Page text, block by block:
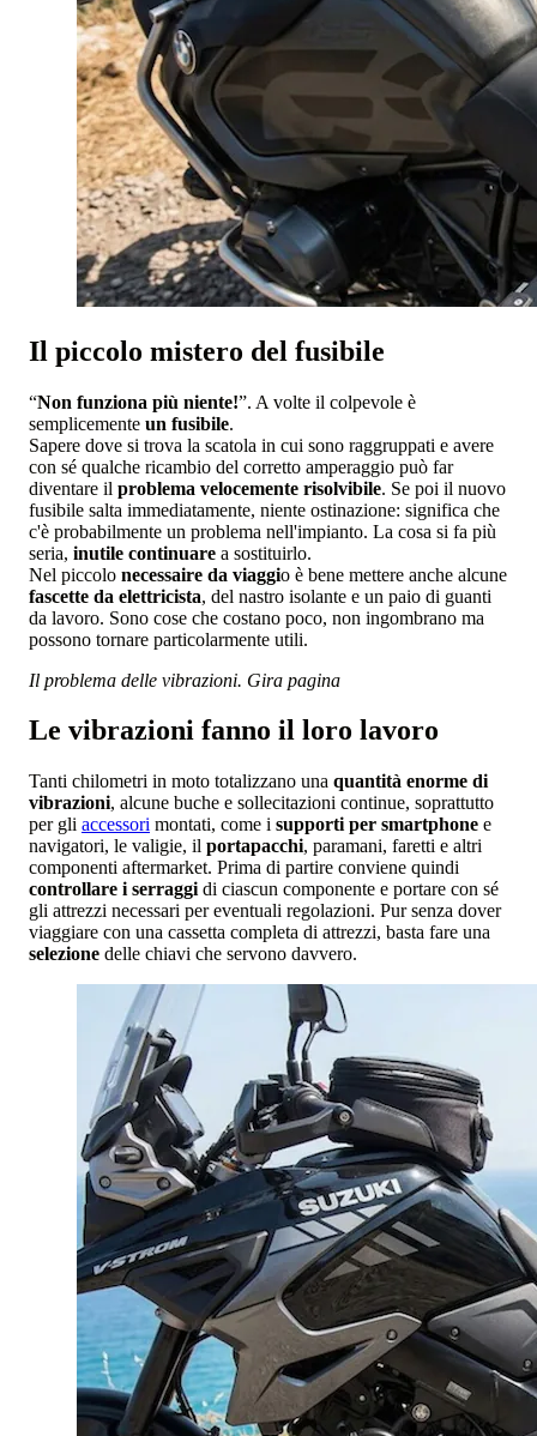
Il piccolo mistero del fusibile
“Non funziona più niente!”. A volte il colpevole è
semplicemente un fusibile.
Sapere dove si trova la scatola in cui sono raggruppati e avere
con sé qualche ricambio del corretto amperaggio può far
diventare il problema velocemente risolvibile. Se poi il nuovo
fusibile salta immediatamente, niente ostinazione: significa che
c'è probabilmente un problema nell'impianto. La cosa si fa più
seria, inutile continuare a sostituirlo.
Nel piccolo necessaire da viaggio è bene mettere anche alcune
fascette da elettricista, del nastro isolante e un paio di guanti
da lavoro. Sono cose che costano poco, non ingombrano ma
possono tornare particolarmente utili.
Il problema delle vibrazioni. Gira pagina
Le vibrazioni fanno il loro lavoro
Tanti chilometri in moto totalizzano una quantità enorme di
vibrazioni, alcune buche e sollecitazioni continue, soprattutto
per gli accessori montati, come i supporti per smartphone e
navigatori, le valigie, il portapacchi, paramani, faretti e altri
componenti aftermarket. Prima di partire conviene quindi
controllare i serraggi di ciascun componente e portare con sé
gli attrezzi necessari per eventuali regolazioni. Pur senza dover
viaggiare con una cassetta completa di attrezzi, basta fare una
selezione delle chiavi che servono davvero.